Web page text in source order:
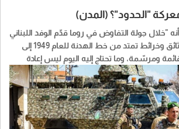
"الحدود"؟ (المدن)
"خلال جولة التفاوض في روما قدّم الوفد اللبناني
عرضًا معمّقًا مدعّمًا بوثائق وخرائط تمتد من خط الهدنة للعام 1949 إلى
ومرسّمة، وما تحتاج إليه اليوم ليس إعادة
واستكمال الانسحاب الإسرائيلي حتى الحدود
على إشادة أميركية، بينما اعترض الجانب
على مسألة تصحيح الخط الأزرق والنقاط
فيه القوات الإسرائيلية تحتل عشرات البلدات